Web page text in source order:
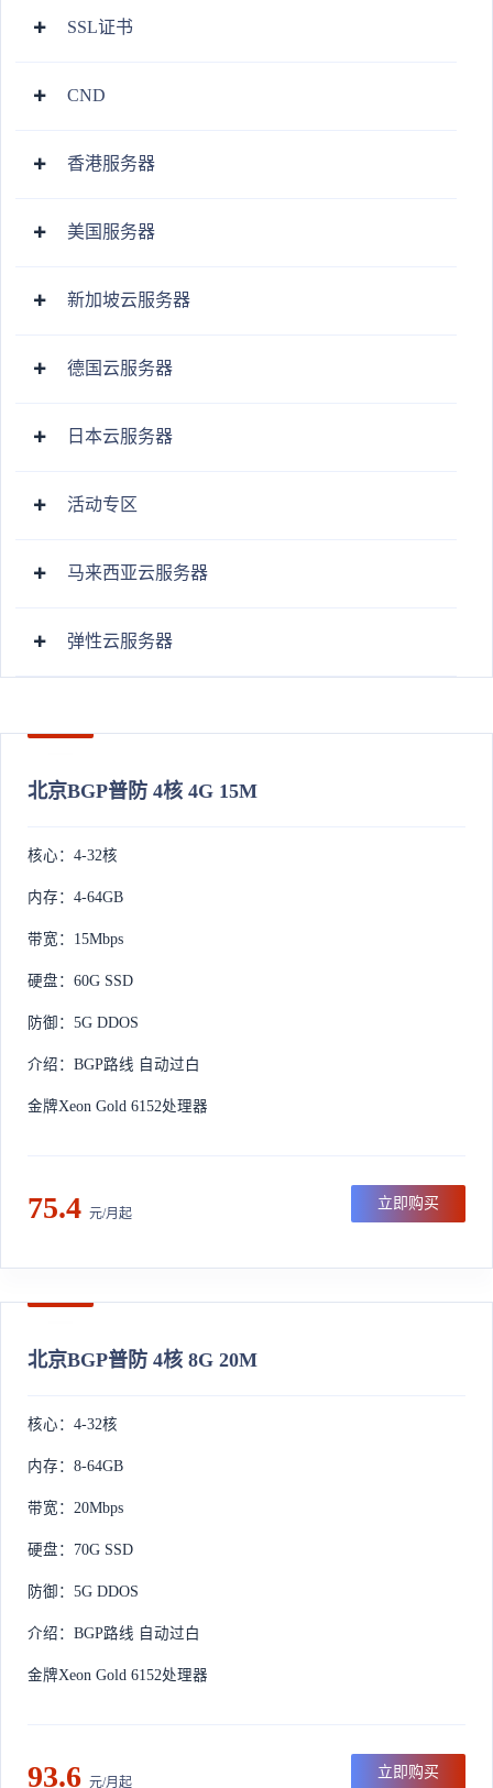
SSL证书
CND
香港服务器
美国服务器
新加坡云服务器
德国云服务器
日本云服务器
活动专区
马来西亚云服务器
弹性云服务器
北京BGP普防 4核 4G 15M
核心：4-32核
内存：4-64GB
带宽：15Mbps
硬盘：60G SSD
防御：5G DDOS
介绍：BGP路线 自动过白
金牌Xeon Gold 6152处理器
75.4 元/月起
立即购买
北京BGP普防 4核 8G 20M
核心：4-32核
内存：8-64GB
带宽：20Mbps
硬盘：70G SSD
防御：5G DDOS
介绍：BGP路线 自动过白
金牌Xeon Gold 6152处理器
93.6 元/月起
立即购买